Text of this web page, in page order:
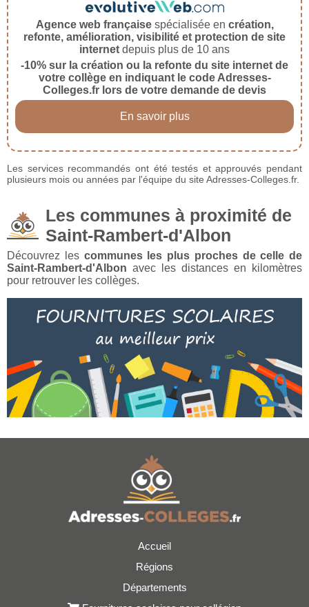
Agence web françaisespécialisée en création,
refonte, amélioration, visibilité et protection de site
internet depuis plus de 10 ans
-10% sur la création ou la refonte du site internet de
votre collège en indiquant le code Adresses-
Colleges.fr lors de votre demande de devis
En savoir plus
Les services recommandés ont été testés et approuvés pendant
plusieurs mois ou années par l'équipe du site Adresses-Colleges.fr.
Les communes à proximité de
Saint-Rambert-d'Albon
Découvrez les communes les plus proches de celle de
Saint-Rambert-d'Albon avec les distances en kilomètres
pour retrouver les collèges.
Accueil
Régions
Départements